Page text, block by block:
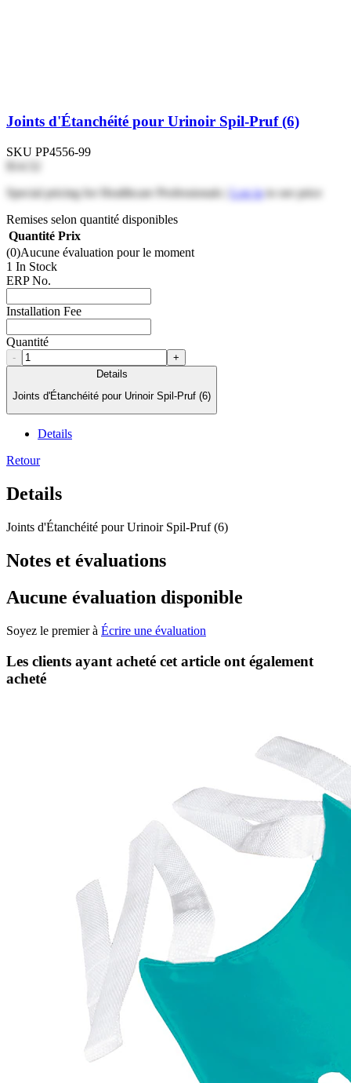
Joints d'Étanchéité pour Urinoir Spil-Pruf (6)
SKU PP4556-99
$14.52
Special pricing for Healthcare Professionals | Log into see price
Remises selon quantité disponibles
Quantité Prix
(0)Aucune évaluation pour le moment
1 In Stock
ERP No.
Installation Fee
Quantité
-
+
Details
Joints d'Étanchéité pour Urinoir Spil-Pruf (6)
Details
Retour
Details
Joints d'Étanchéité pour Urinoir Spil-Pruf (6)
Notes et évaluations
Aucune évaluation disponible
Soyez le premier à Écrire une évaluation
Les clients ayant acheté cet article ont également
acheté